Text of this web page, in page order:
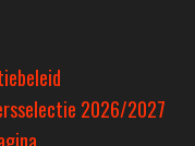
2026/2027